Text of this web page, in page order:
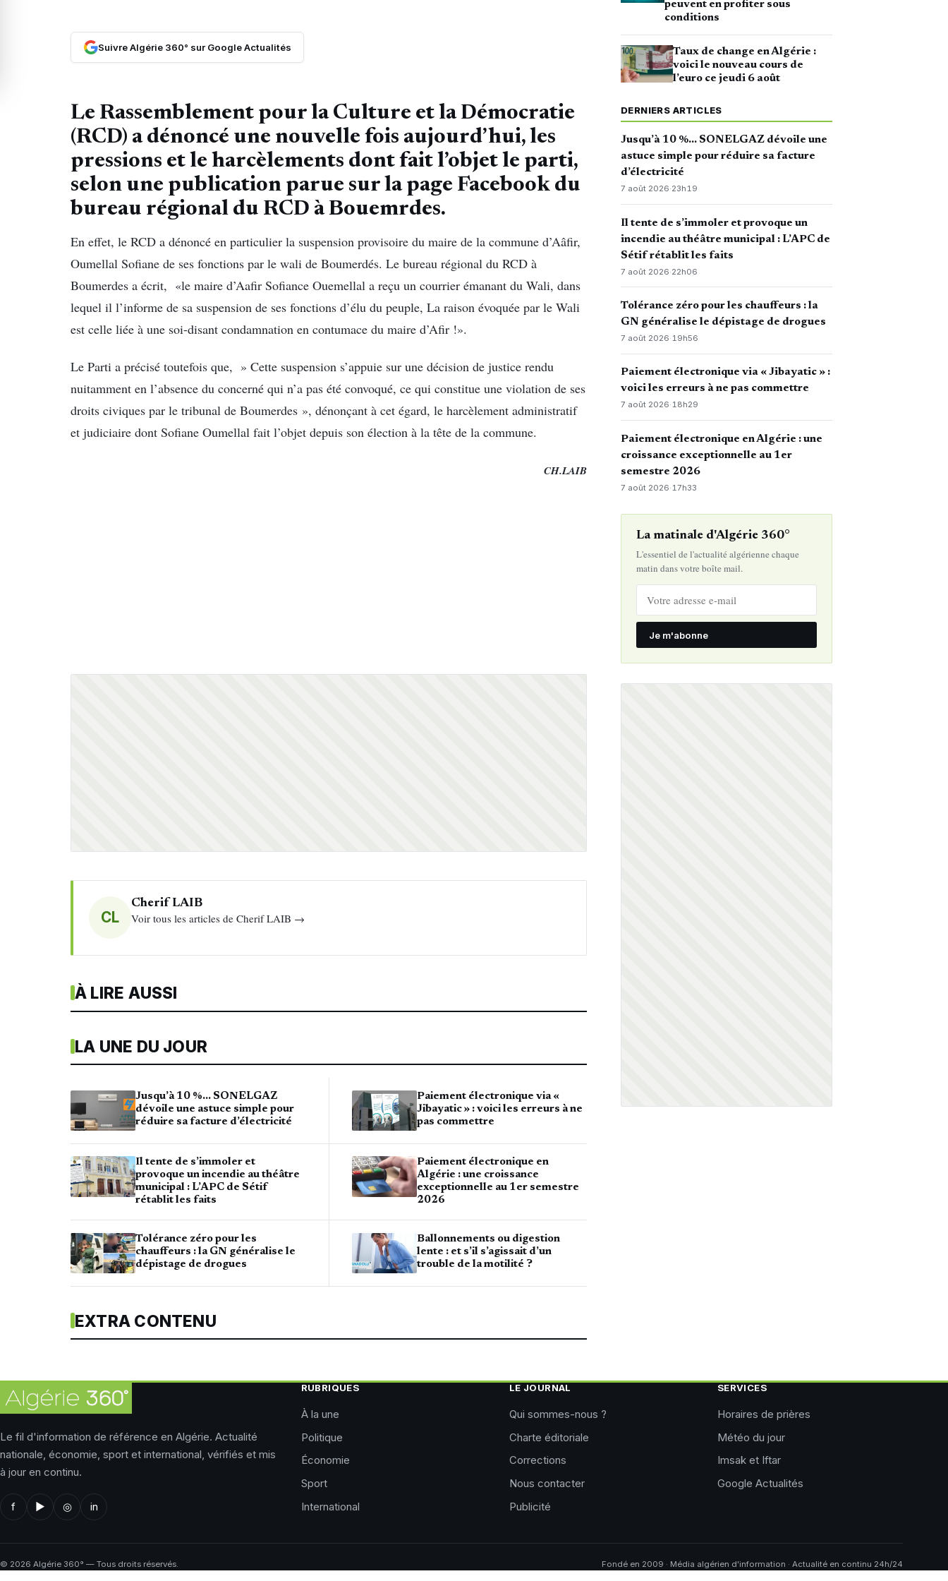
Suivre Algérie 360° sur Google Actualités
Le Rassemblement pour la Culture et la Démocratie
(RCD) a dénoncé une nouvelle fois aujourd’hui, les
pressions et le harcèlements dont fait l’objet le parti,
selon une publication parue sur la page Facebook du
bureau régional du RCD à Bouemrdes.
En effet, le RCD a dénoncé en particulier la suspension provisoire du maire de la commune d’Aâfir,
Oumellal Sofiane de ses fonctions par le wali de Boumerdés. Le bureau régional du RCD à
Boumerdes a écrit, «le maire d’Aafir Sofiance Ouemellal a reçu un courrier émanant du Wali, dans
lequel il l’informe de sa suspension de ses fonctions d’élu du peuple, La raison évoquée par le Wali
est celle liée à une soi-disant condamnation en contumace du maire d’Afir !».
Le Parti a précisé toutefois que, » Cette suspension s’appuie sur une décision de justice rendu
nuitamment en l’absence du concerné qui n’a pas été convoqué, ce qui constitue une violation de ses
droits civiques par le tribunal de Boumerdes », dénonçant à cet égard, le harcèlement administratif
et judiciaire dont Sofiane Oumellal fait l’objet depuis son élection à la tête de la commune.
CH.LAIB
CL
Cherif LAIB
Voir tous les articles de Cherif LAIB →
À LIRE AUSSI
LA UNE DU JOUR
Jusqu’à 10 %… SONELGAZ
dévoile une astuce simple pour
réduire sa facture d’électricité
Il tente de s’immoler et
provoque un incendie au théâtre
municipal : L’APC de Sétif
rétablit les faits
Tolérance zéro pour les
chauffeurs : la GN généralise le
dépistage de drogues
Paiement électronique via «
Jibayatic » : voici les erreurs à ne
pas commettre
Paiement électronique en
Algérie : une croissance
exceptionnelle au 1er semestre
2026
Ballonnements ou digestion
lente : et s’il s’agissait d’un
trouble de la motilité ?
EXTRA CONTENU
peuvent en profiter sous
conditions
Taux de change en Algérie :
voici le nouveau cours de
l’euro ce jeudi 6 août
DERNIERS ARTICLES
Jusqu’à 10 %… SONELGAZ dévoile une
astuce simple pour réduire sa facture
d’électricité
7 août 2026·23h19
Il tente de s’immoler et provoque un
incendie au théâtre municipal : L’APC de
Sétif rétablit les faits
7 août 2026·22h06
Tolérance zéro pour les chauffeurs : la
GN généralise le dépistage de drogues
7 août 2026·19h56
Paiement électronique via « Jibayatic » :
voici les erreurs à ne pas commettre
7 août 2026·18h29
Paiement électronique en Algérie : une
croissance exceptionnelle au 1er
semestre 2026
7 août 2026· 17h33
La matinale d'Algérie 360°
L'essentiel de l'actualité algérienne chaque
matin dans votre boîte mail.
Je m'abonne
Le fil d'information de référence en Algérie. Actualité
nationale, économie, sport et international, vérifiés et mis
à jour en continu.
f ▶ ◎ in
RUBRIQUES
À la une
Politique
Économie
Sport
International
LE JOURNAL
Qui sommes-nous ?
Charte éditoriale
Corrections
Nous contacter
Publicité
SERVICES
Horaires de prières
Météo du jour
Imsak et Iftar
Google Actualités
© 2026 Algérie 360° — Tous droits réservés. Fondé en 2009 · Média algérien d'information · Actualité en continu 24h/24